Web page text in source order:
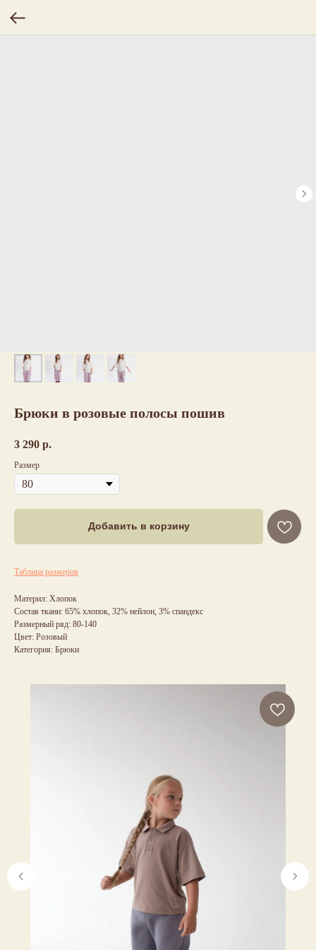
Брюки в розовые полосы пошив
3 290 р.
Размер
Добавить в корзину
Таблица размеров
Материл: Хлопок
Состав ткани: 65% хлопок, 32% нейлон, 3% спандекс
Размерный ряд: 80-140
Цвет: Розовый
Категория: Брюки